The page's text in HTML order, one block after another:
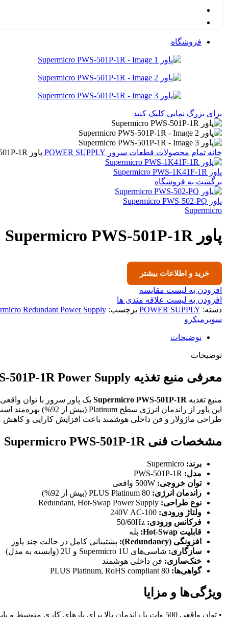
فروشگاه
برای بزرگ نمایی کلیک کنید
خانه تمام محصولات قطعات سرور POWER SUPPLY پاور Supermicro PWS-501P-1R
پاور Supermicro PWS-1K41F-1R
برگشت به فروشگاه
پاور Supermicro PWS-502-PQ
Supermicro
پاور Supermicro PWS-501P-1R
خرید و اطلاعات بیشتر
افزودن به لیست مقایسه
افزودن به لیست علاقه مندی ها
دسته: POWER SUPPLY برچسب: Redundant Power Supply
سوپرمیکرو
توضیحات
توضیحات
معرفی منبع تغذیه Supermicro PWS-501P-1R Power Supply
منبع تغذیه Supermicro PWS-501P-1R یک پاور سرور با توان واقعی 500 وات است که برای شاسی‌ها و سرورهای Supermicro طراحی شده است.
این پاور از راندمان انرژی سطح Platinum (بیش از 92%) بهره‌مند است و قابلیت Hot-Swap و Redundancy را برای بالاترین میزان پایداری و اطمینان در محیط‌های سازمانی فراهم می‌کند.
طراحی ماژولار و فن داخلی هوشمند باعث افزایش کارایی و
مشخصات فنی Supermicro PWS-501P-1R
برند:
مدل:
توان خروجی:
راندمان انرژی:
نوع طراحی:
ولتاژ ورودی:
فرکانس ورودی:
قابلیت Hot-Swap:
بله
افزونگی (Redundancy):
پشتیبانی کامل در حالت چند پاور
سازگاری: شاسی‌های Supermicro 1U و 2U (وابسته به مدل)
خنک‌سازی: فن داخلی هوشمند
گواهی‌ها:
ویژگی‌ها و مزایا
• توان واقعی 500 وات با راندمان بالا برای بارهای کاری متوسط و پایدار.